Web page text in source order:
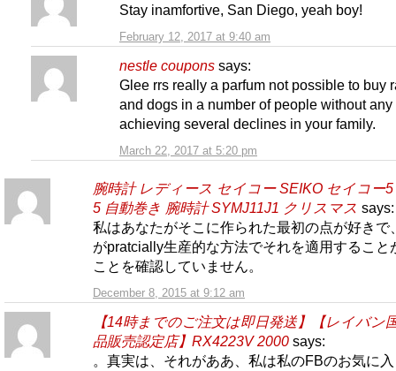
February 12, 2017 at 9:40 am
Stay inamfortive, San Diego, yeah boy!
nestle coupons says:
March 22, 2017 at 5:20 pm
Glee rrs really a parfum not possible to buy
and dogs in a number of people without any
achieving several declines in your family.
腕時計 レディース セイコー SEIKO セイコー5
5 自動巻き 腕時計 SYMJ11J1 クリスマス says:
December 8, 2015 at 9:12 am
私はあなたがそこに作られた最初の点が好きで
がpratcially生産的な方法でそれを適用すること
ことを確認していません。
【14時までのご注文は即日発送】【レイバン
品販売認定店】RX4223V 2000 says:
。真実は、それがああ、私は私のFBのお気に